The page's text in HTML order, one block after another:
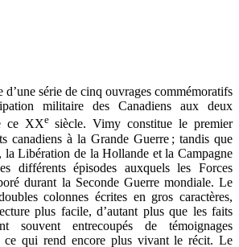
d’une série de cinq ouvrages commémoratifs
militaire des Canadiens aux deux
ce XXesiècle. Vimy constitue le premier
canadiens à la Grande Guerre ; tandis que
Libération de la Hollande et la Campagne
différents épisodes auxquels les Forces
durant la Seconde Guerre mondiale. Le
colonnes écrites en gros caractères,
plus facile, d’autant plus que les faits
souvent entrecoupés de témoignages
ce qui rend encore plus vivant le récit. Le